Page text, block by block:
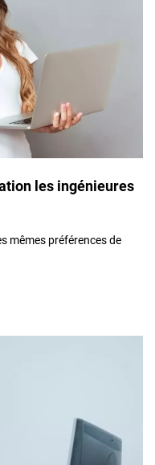
les ingénieures
mêmes préférences de